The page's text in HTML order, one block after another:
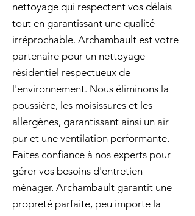
nettoyage qui respectent vos délais
tout en garantissant une qualité
irréprochable. Archambault est votre
partenaire pour un nettoyage
résidentiel respectueux de
l'environnement. Nous éliminons la
poussière, les moisissures et les
allergènes, garantissant ainsi un air
pur et une ventilation performante.
Faites confiance à nos experts pour
gérer vos besoins d'entretien
ménager. Archambault garantit une
propreté parfaite, peu importe la